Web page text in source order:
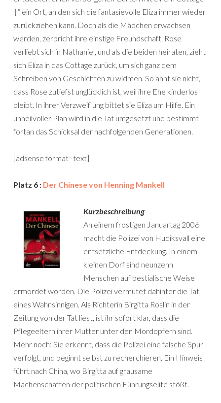
†“ ein Ort, an den sich die fantasievolle Eliza immer wieder
zurückziehen kann. Doch als die Mädchen erwachsen
werden, zerbricht ihre einstige Freundschaft. Rose
verliebt sich in Nathaniel, und als die beiden heiraten, zieht
sich Eliza in das Cottage zurück, um sich ganz dem
Schreiben von Geschichten zu widmen. So ahnt sie nicht,
dass Rose zutiefst unglücklich ist, weil ihre Ehe kinderlos
bleibt. In ihrer Verzweiflung bittet sie Eliza um Hilfe. Ein
unheilvoller Plan wird in die Tat umgesetzt und bestimmt
fortan das Schicksal der nachfolgenden Generationen.
[adsense format=text]
Platz 6 : Der Chinese von Henning Mankell
Kurzbeschreibung
An einem frostigen Januartag 2006
macht die Polizei von Hudiksvall eine
entsetzliche Entdeckung. In einem
kleinen Dorf sind neunzehn
Menschen auf bestialische Weise
ermordet worden. Die Polizei vermutet dahinter die Tat
eines Wahnsinnigen. Als Richterin Birgitta Roslin in der
Zeitung von der Tat liest, ist ihr sofort klar, dass die
Pflegeeltern ihrer Mutter unter den Mordopfern sind.
Mehr noch: Sie erkennt, dass die Polizei eine falsche Spur
verfolgt, und beginnt selbst zu recherchieren. Ein Hinweis
führt nach China, wo Birgitta auf grausame
Machenschaften der politischen Führungselite stößt.